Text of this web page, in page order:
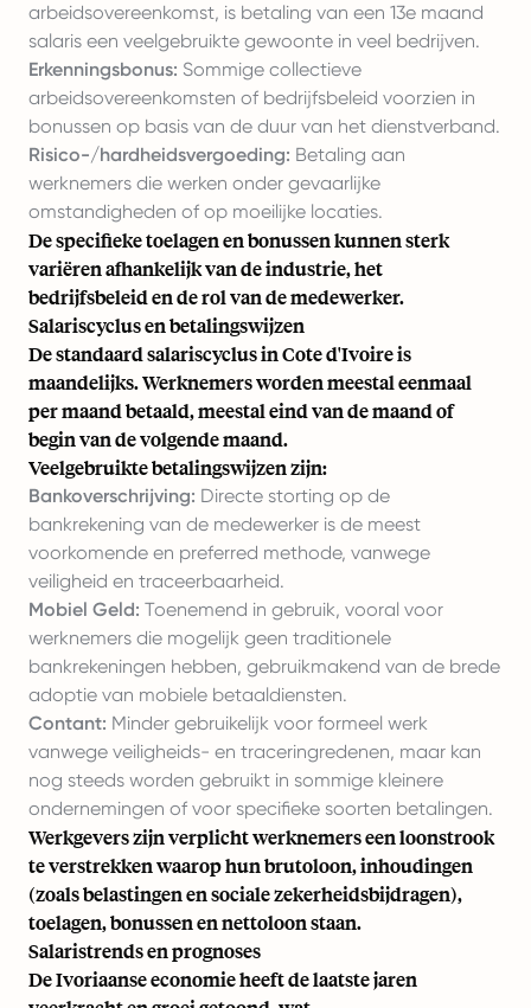
arbeidsovereenkomst, is betaling van een 13e maand
salaris een veelgebruikte gewoonte in veel bedrijven.
Erkenningsbonus: Sommige collectieve
arbeidsovereenkomsten of bedrijfsbeleid voorzien in
bonussen op basis van de duur van het dienstverband.
Risico-/hardheidsvergoeding: Betaling aan
werknemers die werken onder gevaarlijke
omstandigheden of op moeilijke locaties.
De specifieke toelagen en bonussen kunnen sterk
variëren afhankelijk van de industrie, het
bedrijfsbeleid en de rol van de medewerker.
Salariscyclus en betalingswijzen
De standaard salariscyclus in Cote d'Ivoire is
maandelijks. Werknemers worden meestal eenmaal
per maand betaald, meestal eind van de maand of
begin van de volgende maand.
Veelgebruikte betalingswijzen zijn:
Bankoverschrijving: Directe storting op de
bankrekening van de medewerker is de meest
voorkomende en preferred methode, vanwege
veiligheid en traceerbaarheid.
Mobiel Geld: Toenemend in gebruik, vooral voor
werknemers die mogelijk geen traditionele
bankrekeningen hebben, gebruikmakend van de brede
adoptie van mobiele betaaldiensten.
Contant: Minder gebruikelijk voor formeel werk
vanwege veiligheids- en traceringredenen, maar kan
nog steeds worden gebruikt in sommige kleinere
ondernemingen of voor specifieke soorten betalingen.
Werkgevers zijn verplicht werknemers een loonstrook
te verstrekken waarop hun brutoloon, inhoudingen
(zoals belastingen en sociale zekerheidsbijdragen),
toelagen, bonussen en nettoloon staan.
Salaristrends en prognoses
De Ivoriaanse economie heeft de laatste jaren